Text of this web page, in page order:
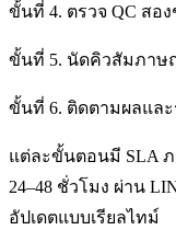
ขั้นที่ 4. ตรวจ QC สอ
ขั้นที่ 5. นัดคิวสัมภาษ
ขั้นที่ 6. ติดตามผลแล
แต่ละขั้นตอนมี SLA
24–48 ชั่วโมง ผ่าน
อัปเดตแบบเรียลไทม์